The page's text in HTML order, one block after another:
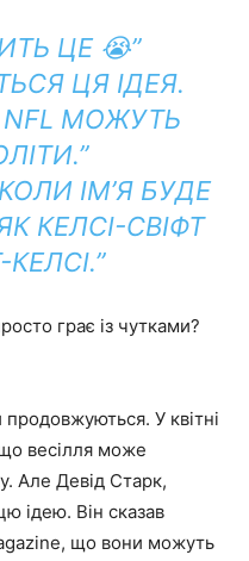
ЦЕ 😭”
ЦЯ ІДЕЯ.
МОЖУТЬ
ІМ’Я БУДЕ
КЕЛСІ-СВІФТ
грає із чутками?
У квітні
весілля може
Але Девід Старк,
ідею. Він сказав
що вони можуть